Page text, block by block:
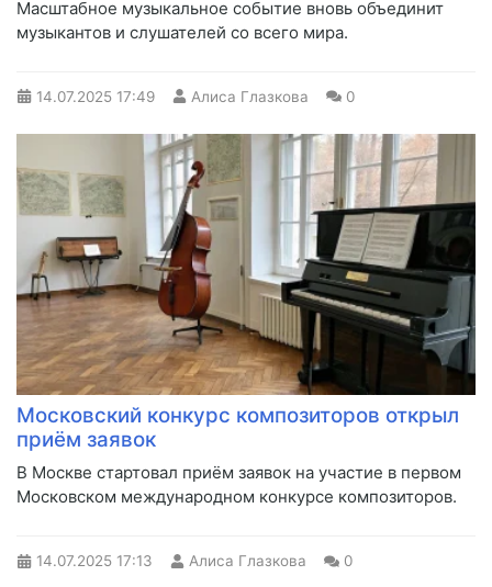
Масштабное музыкальное событие вновь объединит
музыкантов и слушателей со всего мира.
14.07.2025 17:49 Алиса Глазкова 0
Московский конкурс композиторов открыл
приём заявок
В Москве стартовал приём заявок на участие в первом
Московском международном конкурсе композиторов.
14.07.2025 17:13 Алиса Глазкова 0